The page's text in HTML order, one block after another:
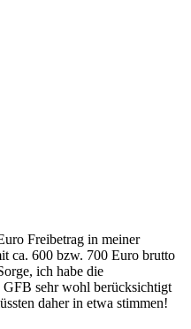
Freibetrag in meiner
ca. 600 bzw. 700 Euro brutto
ich habe die
sehr wohl berücksichtigt
daher in etwa stimmen!